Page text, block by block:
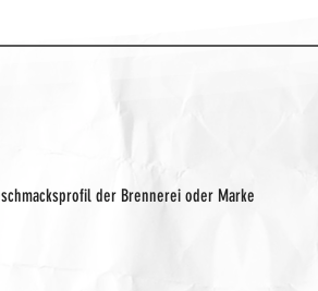
der Brennerei oder Marke